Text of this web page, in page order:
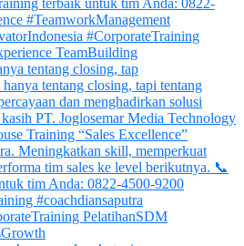
tentang closing, tap